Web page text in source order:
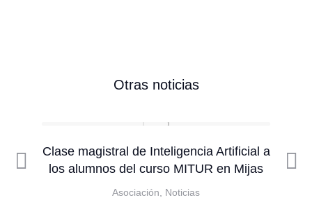
Otras noticias
Clase magistral de Inteligencia Artificial a
los alumnos del curso MITUR en Mijas
Asociación Noticias